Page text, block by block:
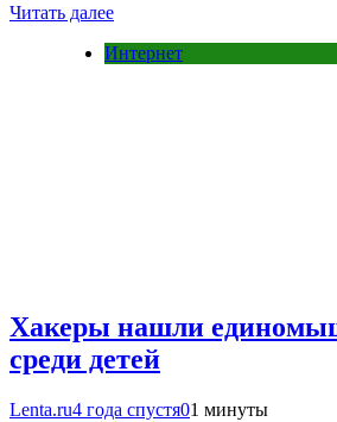
Читать далее
Интернет
Хакеры нашли
среди детей
Lenta.ru4 года спустя01 минуты